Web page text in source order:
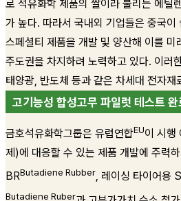
로 석유화학 제품의 쌀이라 불리는 에틸
가 높다. 따라서 국내외 기업들은 중국이
스페셜티 제품을 개발 및 양산해 이를
주도권을 차지하려 노력하고 있다. 이러
태양광, 반도체 등과 같은 차세대 전자재
고기능성 합성고무 파일럿 테스트 완
금호석유화학그룹은 유럽연합EU이 시행
제)에 대응할 수 있는 제품 개발에 주력
BRButadiene Rubber, 레이싱 타이어용
Butadiene Ruber